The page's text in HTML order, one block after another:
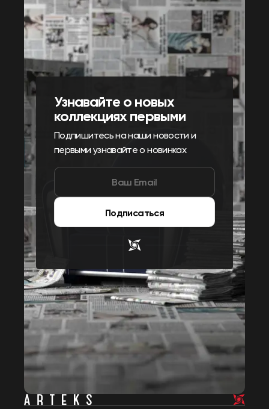
Узнавайте о новых
коллекциях первыми
Подпишитесь на наши новости и
первыми узнавайте о новинках
Подписаться